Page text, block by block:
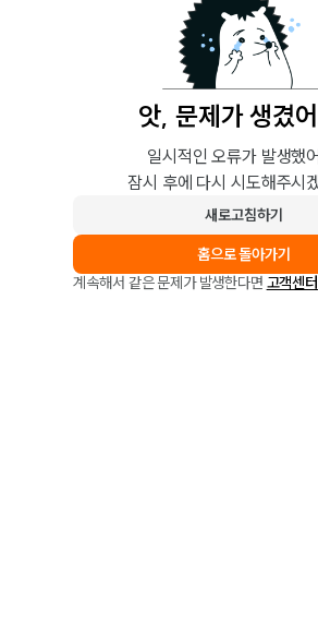
앗, 문제가 생겼
일시적인 오류가 발생했
잠시 후에 다시 시도해주시
새로고침하기
홈으로 돌아가기
계속해서 같은 문제가 발생한다면 고객센터